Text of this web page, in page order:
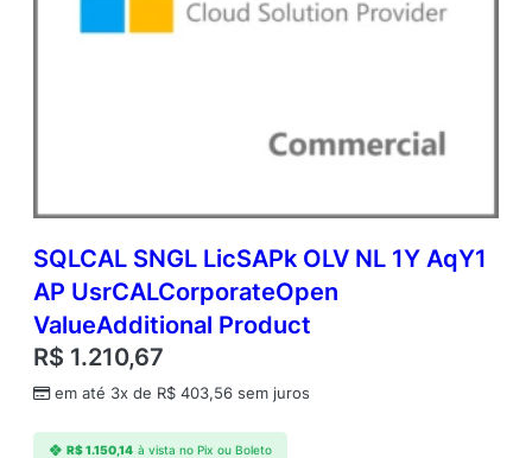
SQLCAL SNGL LicSAPk OLV NL 1Y AqY1
AP UsrCALCorporateOpen
ValueAdditional Product
R$ 1.210,67
em até 3x de R$ 403,56 sem juros
R$1.150,14 à vista no Pix ou Boleto